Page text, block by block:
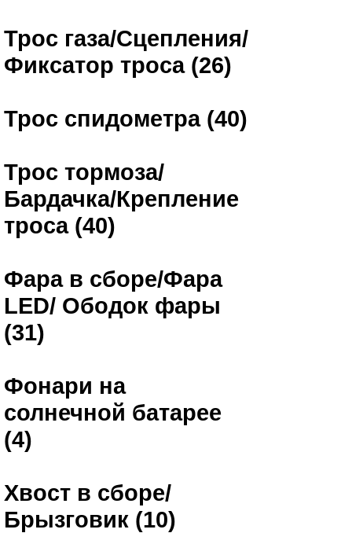
Трос газа/Сцепления/
Фиксатор троса (26)
Трос спидометра (40)
Трос тормоза/
Бардачка/Крепление
троса (40)
Фара в сборе/Фара
LED/ Ободок фары
(31)
Фонари на
солнечной батарее
(4)
Хвост в сборе/
Брызговик (10)